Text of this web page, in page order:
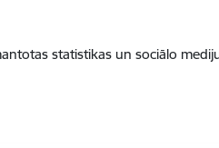
statistikas un sociālo